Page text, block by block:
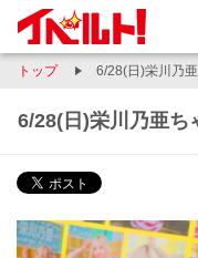
トップ 6/28(日)栄川乃
6/28(日)栄川乃亜ち